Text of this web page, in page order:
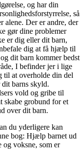
og har din
så
alene. Der er andre, der
gør dine problemer
er dig eller dit barn,
dig at få hjælp til
dit barn kommer bedst
I befinder jer i lige
til at overholde din del
barns skyld.
vold og gribe til
skabe grobund for et
over dit barn.
du yderligere kan
bog: Hjælp barnet ud
og voksne, som er